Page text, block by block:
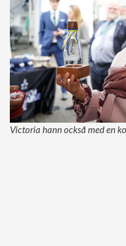
Victoria hann också med en